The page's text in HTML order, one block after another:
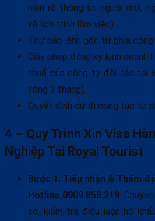
hiện rõ thông tin người mời,
và lịch trình làm việc).
Thư bảo lãnh gốc từ phía
Giấy phép đăng ký kinh doanh
thuế của công ty đối tác tại
vòng 3 tháng).
Quyết định cử đi công tác từ
4 – Quy Trình Xin Visa
Nghiệp Tại Royal Tourist
Bước 1: Tiếp nhận & Thẩm
Hotline 0909.858.319.
sơ, kiểm tra điều kiện hộ